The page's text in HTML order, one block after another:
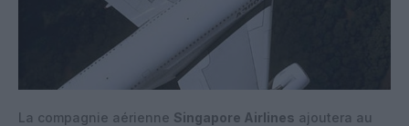
La compagnie aérienne Singapore Airlines ajoutera au